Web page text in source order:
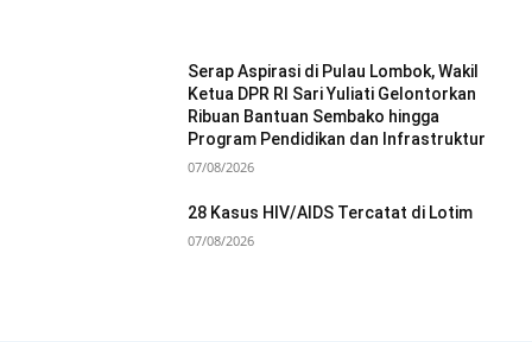
Serap Aspirasi di Pulau Lombok, Wakil
Ketua DPR RI Sari Yuliati Gelontorkan
Ribuan Bantuan Sembako hingga
Program Pendidikan dan Infrastruktur
07/08/2026
28 Kasus HIV/AIDS Tercatat di Lotim
07/08/2026